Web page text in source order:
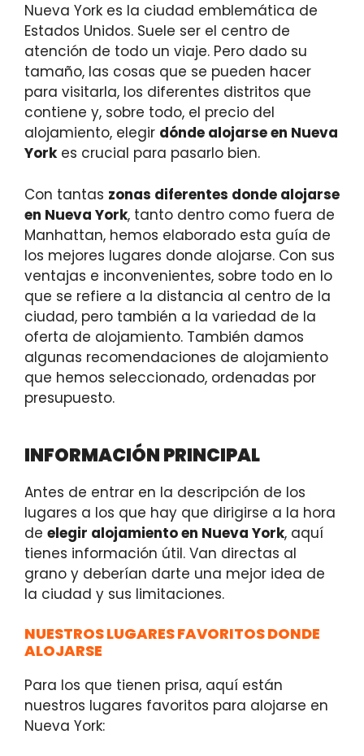
Nueva York es la ciudad emblemática de
Estados Unidos. Suele ser el centro de
atención de todo un viaje. Pero dado su
tamaño, las cosas que se pueden hacer
para visitarla, los diferentes distritos que
contiene y, sobre todo, el precio del
alojamiento, elegir dónde alojarse en Nueva
Yorkes crucial para pasarlo bien.
Con tantas zonas diferentes donde alojarse
en Nueva York, tanto dentro como fuera de
Manhattan, hemos elaborado esta guía de
los mejores lugares donde alojarse. Con sus
ventajas e inconvenientes, sobre todo en lo
que se refiere a la distancia al centro de la
ciudad, pero también a la variedad de la
oferta de alojamiento. También damos
algunas recomendaciones de alojamiento
que hemos seleccionado, ordenadas por
presupuesto.
INFORMACIÓN PRINCIPAL
Antes de entrar en la descripción de los
lugares a los que hay que dirigirse a la hora
de elegir alojamiento en Nueva York, aquí
tienes información útil. Van directas al
grano y deberían darte una mejor idea de
la ciudad y sus limitaciones.
NUESTROS LUGARES FAVORITOS DONDE
ALOJARSE
Para los que tienen prisa, aquí están
nuestros lugares favoritos para alojarse en
Nueva York: